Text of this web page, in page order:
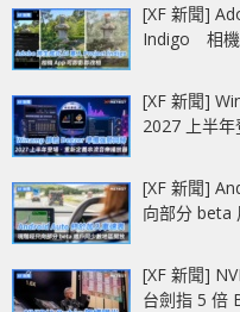
[XF 新聞]
Indigo 相機
[XF 新聞]
2027 上半
[XF 新聞]
向部分 beta
[XF 新聞]
台劍指 5 倍